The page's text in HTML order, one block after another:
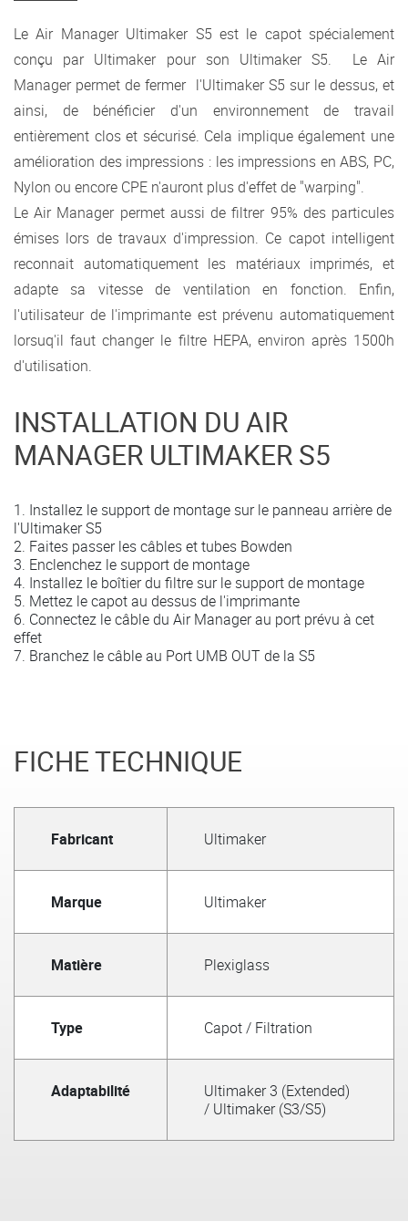
Le Air Manager Ultimaker S5 est le capot spécialement
conçu par Ultimaker pour son Ultimaker S5. Le Air
Manager permet de fermer l'Ultimaker S5 sur le dessus, et
ainsi, de bénéficier d'un environnement de travail
entièrement clos et sécurisé. Cela implique également une
amélioration des impressions : les impressions en ABS, PC,
Nylon ou encore CPE n'auront plus d'effet de "warping".
Le Air Manager permet aussi de filtrer 95% des particules
émises lors de travaux d'impression. Ce capot intelligent
reconnait automatiquement les matériaux imprimés, et
adapte sa vitesse de ventilation en fonction. Enfin,
l'utilisateur de l'imprimante est prévenu automatiquement
lorsuq'il faut changer le filtre HEPA, environ après 1500h
d'utilisation.
INSTALLATION DU AIR
MANAGER ULTIMAKER S5
1. Installez le support de montage sur le panneau arrière de
l'Ultimaker S5
2. Faites passer lescâbles et tubes Bowden
3. Enclenchez le support de montage
4. Installez le boîtier du filtre sur le support de montage
5. Mettez le capot au dessus de l'imprimante
6. Connectez le câbledu Air Manager au port prévu à cet
effet
7. Branchez le câble au Port UMB OUTde la S5
FICHE TECHNIQUE
Fabricant Ultimaker
Marque Ultimaker
Matière Plexiglass
Type Capot / Filtration
Adaptabilité
Ultimaker 3 (Extended)
/ Ultimaker (S3/S5)